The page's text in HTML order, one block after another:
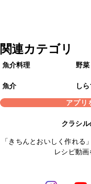
関連カテゴリ
魚介料理 野菜
魚介
し
アプリ
クラシ
「きちんとおいしく作れ
レシピ動画